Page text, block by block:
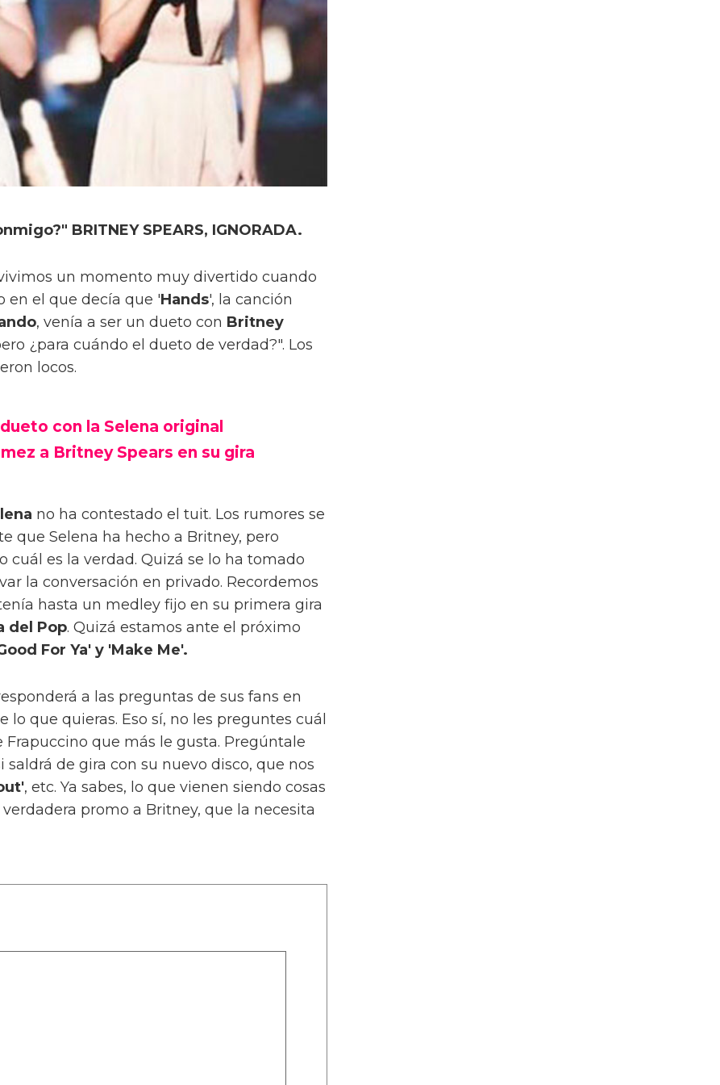
BRITNEY SPEARS, IGNORADA.
un momento muy divertido cuando
en el que decía que 'Hands', la canción
, venía a ser un dueto con Britney
¿para cuándo el dueto de verdad?". Los
locos.
con la Selena original
a Britney Spears en su gira
no ha contestado el tuit. Los rumores se
que Selena ha hecho a Britney, pero
es la verdad. Quizá se lo ha tomado
la conversación en privado. Recordemos
hasta un medley fijo en su primera gira
del Pop. Quizá estamos ante el próximo
For Ya' y 'Make Me'.
a las preguntas de sus fans en
que quieras. Eso sí, no les preguntes cuál
Frapuccino que más le gusta. Pregúntale
de gira con su nuevo disco, que nos
, etc. Ya sabes, lo que vienen siendo cosas
promo a Britney, que la necesita